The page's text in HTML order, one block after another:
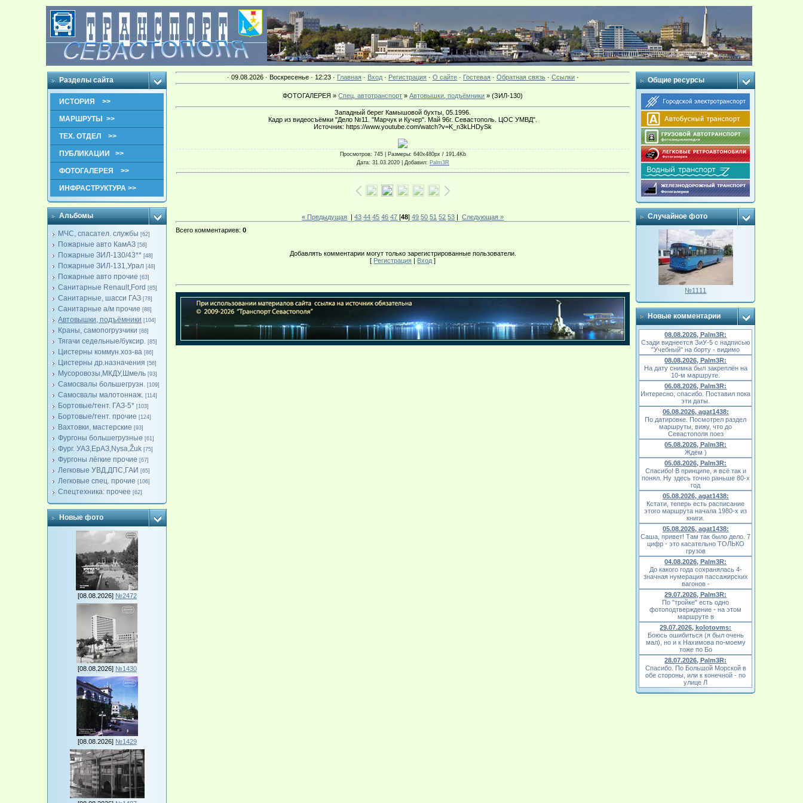
Разделы сайта
ИСТОРИЯ >>
МАРШРУТЫ >>
ТЕХ. ОТДЕЛ >>
ПУБЛИКАЦИИ >>
ФОТОГАЛЕРЕЯ >>
ИНФРАСТРУКТУРА >>
Альбомы
МЧС, спасател. службы [62]
Пожарные авто КамАЗ [56]
Пожарные ЗИЛ-130/43** [48]
Пожарные ЗИЛ-131,Урал [48]
Пожарные авто прочие [63]
Санитарные Renault,Ford [85]
Санитарные, шасси ГАЗ [78]
Санитарные а/м прочие [88]
Автовышки, подъёмники [104]
Краны, самопогрузчики [88]
Тягачи седельные/буксир. [85]
Цистерны коммун.хоз-ва [86]
Цистерны др.назначения [56]
Мусоровозы,МКДУ,Шмель [93]
Самосвалы большегрузн. [109]
Самосвалы малотоннаж. [114]
Бортовые/тент. ГАЗ-5* [103]
Бортовые/тент. прочие [124]
Вахтовки, мастерские [93]
Фургоны большегрузные [61]
Фург. УАЗ,ЕрАЗ,Nysa,Žuk [75]
Фургоны лёгкие прочие [67]
Легковые УВД,ДПС,ГАИ [65]
Легковые спец. прочие [106]
Спецтехника: прочее [62]
Новые фото
[08.08.2026] №2472
[08.08.2026] №1430
[08.08.2026] №1429
· 09.08.2026 · Воскресенье · 12:23 · Главная· Вход· Регистрация· О сайте· Гостевая· Обратная связь· Ссылки·
ФОТОГАЛЕРЕЯ »Спец. автотранспорт »Автовышки, подъёмники » (ЗИЛ-130)
Западный берег Камышовой бухты, 05.1996.
Кадр из видеосъёмки "Дело №11. "Марчук и Кучер". Май 96г. Севастополь. ЦОС УМВД".
Источник: https://www.youtube.com/watch?v=K_n3kLHDySk
Просмотров: 745 | Размеры: 640x480px / 191.4Kb
Дата: 31.03.2020 | Добавил: Palm3R
« Предыдущая |43 44 45 46 47 [48]49 50 51 52 53 |Следующая »
Всего комментариев:0
Добавлять комментарии могут только зарегистрированные пользователи.
[ Регистрация | Вход ]
Общие ресурсы
Случайное фото
№1111
Новые комментарии
08.08.2026, Palm3R:
Сзади виднеется ЗиУ-5 с надписью
"Учебный" на борту - видимо
08.08.2026, Palm3R:
На дату снимка был закреплён на
10-м маршруте.
06.08.2026, Palm3R:
Интересно, спасибо. Поставил пока
эти даты.
06.08.2026, agat1438:
По датировке. Посмотрел раздел
маршруты, вижу, что до
Севастополя поез
05.08.2026, Palm3R:
Ждём )
05.08.2026, Palm3R:
Спасибо! В принципе, я всё так и
понял. Ну здесь точно раньше 80-х
год
05.08.2026, agat1438:
Кстати, теперь есть расписание
этого маршрута начала 1980-х из
книги.
05.08.2026, agat1438:
Саша, привет! Там так было дело. 7
цифр - это касательно ТОЛЬКО
грузов
04.08.2026, Palm3R:
До какого года сохранялась 4-
значная нумерация пассажирских
вагонов -
29.07.2026, Palm3R:
По "тройке" есть одно
фотоподтверждение - на этом
маршруте в
29.07.2026, kolotovms:
Боюсь ошибиться (я был очень
мал), но и к Нахимова по-моему
тоже по Бо
28.07.2026, Palm3R:
Спасибо. По Большой Морской в
обе стороны, или к конечной - по
улице Л